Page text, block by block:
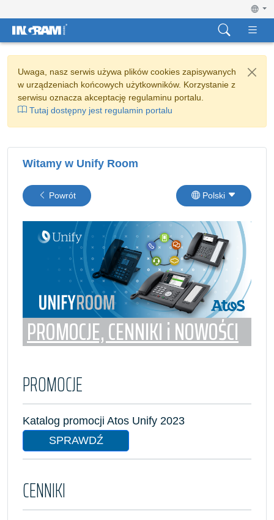
Uwaga, nasz serwis używa plików cookies zapisywanych
w urządzeniach końcowych użytkowników. Korzystanie z
serwisu oznacza akceptację regulaminu portalu.
Tutaj dostępny jest regulamin portalu
Witamy w Unify Room
Powrót Polski
PROMOCJE, CENNIKI i NOWOŚCI
PROMOCJE
Katalog promocji Atos Unify 2023
SPRAWDŹ
CENNIKI